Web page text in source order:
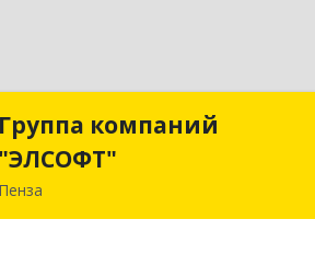
Группа компаний
"ЭЛСОФТ"
Пенза
Группа компаний